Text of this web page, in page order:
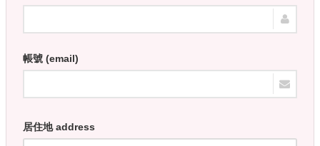
帳號 (email)
居住地 address